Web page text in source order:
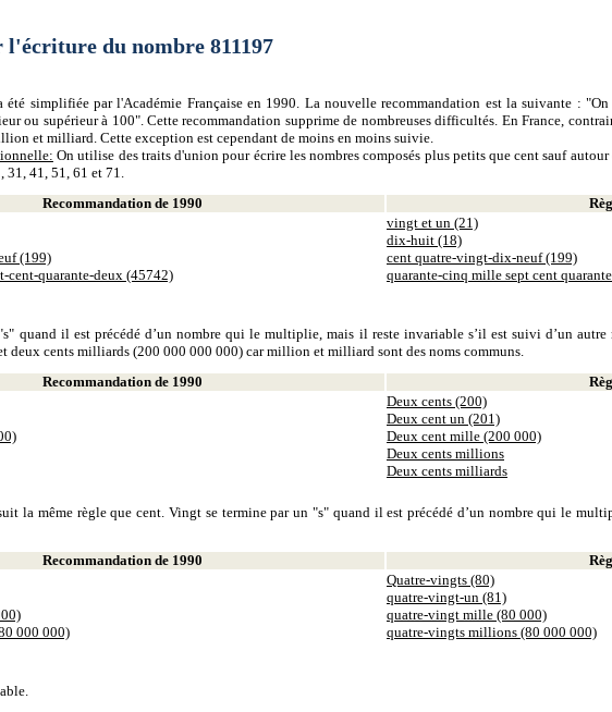
l'écriture du nombre 811197
été simplifiée par l'Académie Française en 1990. La nouvelle recommandation est la suivante :
ou supérieur à 100". Cette recommandation supprime de nombreuses difficultés. En France,
et milliard. Cette exception est cependant de moins en moins suivie.
On utilise des traits d'union pour écrire les nombres composés plus petits que cent sauf
31, 41, 51, 61 et 71.
Recommandation de 1990
(199)
cent-quarante-deux (45742)
vingt et un (21)
dix-huit (18)
cent quatre-vingt-dix-neuf (199)
quarante-cinq mille sept cent
quand il est précédé d’un nombre qui le multiplie, mais il reste invariable s’il est suivi d’un
deux cents milliards (200 000 000 000) car million et milliard sont des noms communs.
Recommandation de 1990
Deux cents (200)
Deux cent un (201)
Deux cent mille (200 000)
Deux cents millions
Deux cents milliards
la même règle que cent. Vingt se termine par un "s" quand il est précédé d’un nombre qui le
Recommandation de 1990
000 000)
Quatre-vingts (80)
quatre-vingt-un (81)
quatre-vingt mille (80 000)
quatre-vingts millions (80 000 000)